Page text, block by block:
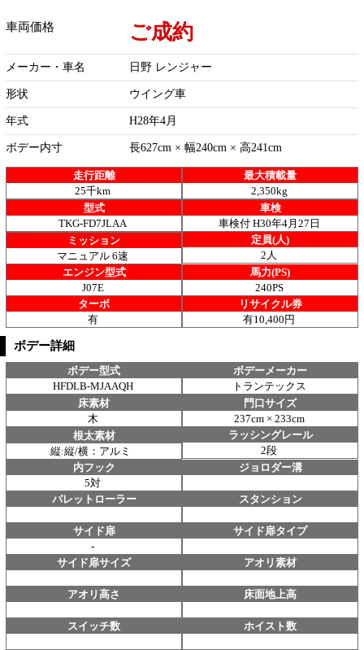
車両価格 ご成約
メーカー・車名 日野 レンジャー
形状 ウイング車
年式 H28年4月
ボデー内寸 長627cm × 幅240cm × 高241cm
走行距離
25千km
最大積載量
2,350kg
型式
TKG-FD7JLAA
車検
車検付 H30年4月27日
ミッション
マニュアル 6速
定員(人)
2人
エンジン型式
J07E
馬力(PS)
240PS
ターボ
有
リサイクル券
有10,400円
ボデー詳細
ボデー型式
HFDLB-MJAAQH
ボデーメーカー
トランテックス
床素材
木
門口サイズ
237cm × 233cm
根太素材
縦:縦/横：アルミ
ラッシングレール
2段
内フック
5対
ジョロダー溝
パレットローラー スタンション
サイド扉
-
サイド扉タイプ
サイド扉サイズ アオリ素材
アオリ高さ 床面地上高
スイッチ数 ホイスト数